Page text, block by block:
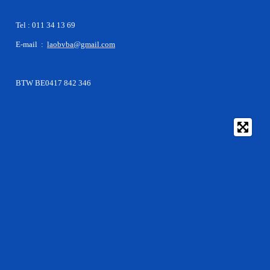
Tel : 011 34 13 69
E-mail : laobvba@gmail.com
BTW BE0417 842 346